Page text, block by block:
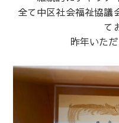
全て中区社会福祉協議
て
昨年いた